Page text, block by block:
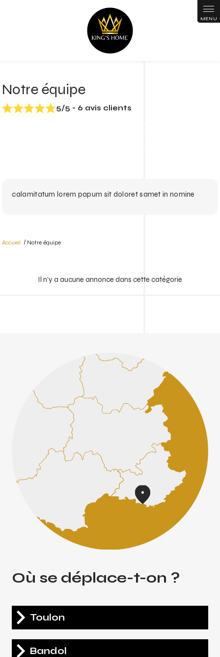
Notre équipe
5/5 - 6 avis clients
calamitatum lorem papum sit doloret samet in nomine
Accueil Notre équipe
Il n'y a aucune annonce dans cette catégorie
Où se déplace-t-on ?
Toulon
Bandol